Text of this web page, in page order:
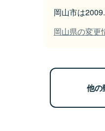
岡山市は
岡山県の変更
他の